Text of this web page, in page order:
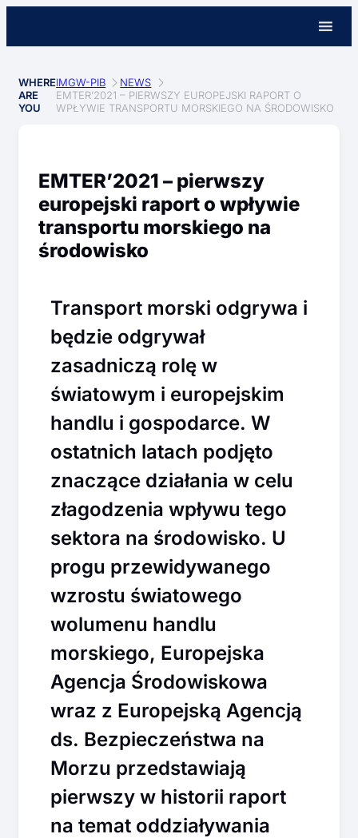
WHERE
ARE
YOU
IMGW-PIB
NEWS
EMTER’2021 – PIERWSZY EUROPEJSKI RAPORT O
WPŁYWIE TRANSPORTU MORSKIEGO NA ŚRODOWISKO
EMTER’2021 – pierwszy
europejski raport o wpływie
transportu morskiego na
środowisko
Transport morski odgrywa i
będzie odgrywał
zasadniczą rolę w
światowym i europejskim
handlu i gospodarce. W
ostatnich latach podjęto
znaczące działania w celu
złagodzenia wpływu tego
sektora na środowisko. U
progu przewidywanego
wzrostu światowego
wolumenu handlu
morskiego, Europejska
Agencja Środowiskowa
wraz z Europejską Agencją
ds. Bezpieczeństwa na
Morzu przedstawiają
pierwszy w historii raport
na temat oddziaływania